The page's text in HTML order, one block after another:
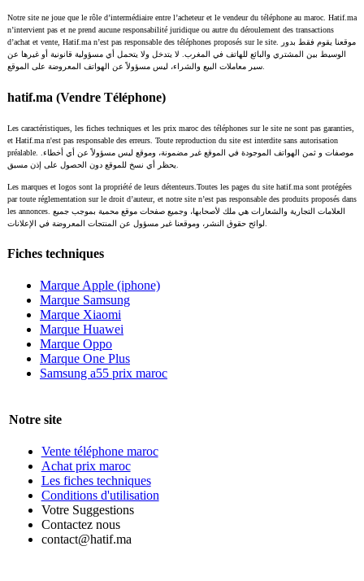
Notre site ne joue que le rôle d’intermédiaire entre l’acheteur et le vendeur du téléphone au maroc. Hatif.ma
n’intervient pas et ne prend aucune responsabilité juridique ou autre du déroulement des transactions
d’achat et vente, Hatif.ma n’est pas responsable des téléphones proposés sur le site. موقعنا يقوم فقط بدور
الوسيط بين المشتري والبائع للهاتف في المغرب. لا يتدخل ولا يتحمل أي مسؤولية قانونية أو غيرها عن
سير معاملات البيع والشراء، ليس مسؤولاً عن الهواتف المعروضة على الموقع.
hatif.ma (Vendre Téléphone)
Les caractéristiques, les fiches techniques et les prix maroc des téléphones sur le site ne sont pas garanties,
et Hatif.ma n'est pas responsable des erreurs. Toute reproduction du site est interdite sans autorisation
préalable. موصفات و ثمن الهواتف الموجودة في الموقع غير مضمونة، وموقع ليس مسؤولاً عن أي أخطاء.
Les marques et logos sont la propriété de leurs détenteurs.Toutes les pages du site hatif.ma sont protégées
par toute réglementation sur le droit d’auteur, et notre site n’est pas responsable des produits proposés dans
les annonces. العلامات التجارية والشعارات هي ملك لأصحابها، وجميع صفحات موقع محمية بموجب جميع
Fiches techniques
Marque Apple (iphone)
Marque Samsung
Marque Xiaomi
Marque Huawei
Marque Oppo
Marque One Plus
Samsung a55 prix maroc
Notre site
Vente téléphone maroc
Achat prix maroc
Les fiches techniques
Conditions d'utilisation
Votre Suggestions
Contactez nous
contact@hatif.ma